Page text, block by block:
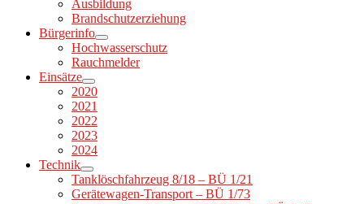
Ausbildung
Brandschutzerziehung
Bürgerinfo
Hochwasserschutz
Rauchmelder
Einsätze
2020
2021
2022
2023
2024
Technik
Tanklöschfahrzeug 8/18 – BÜ 1/21
Gerätewagen-Transport – BÜ 1/73